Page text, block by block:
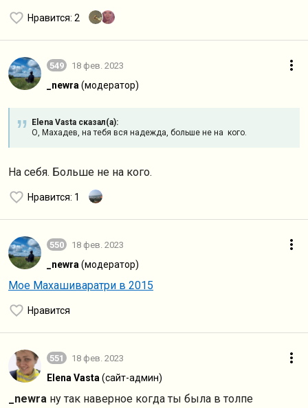
Нравится: 2
549 18 фев. 2023
_newra(модератор)
Elena Vasta сказал(а):
О, Махадев, на тебя вся надежда, больше не на кого.
На себя. Больше не на кого.
Нравится: 1
550 18 фев. 2023
_newra(модератор)
Мое Махашиваратри в 2015
Нравится
551 18 фев. 2023
Elena Vasta(сайт-админ)
_newra ну так наверное когда ты была в толпе